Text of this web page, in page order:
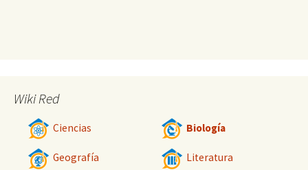
Wiki Red
Ciencias Biología
Geografía Literatura